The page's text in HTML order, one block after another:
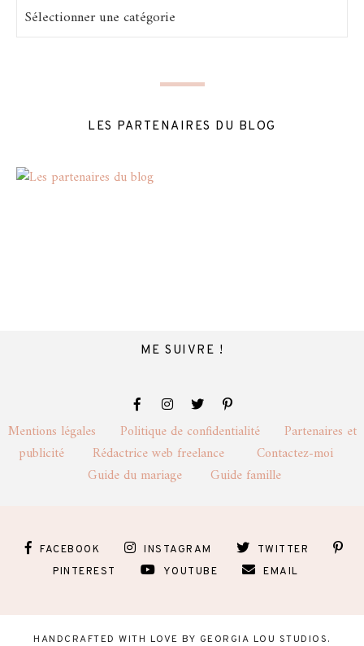
Catégories
LES PARTENAIRES DU BLOG
ME SUIVRE !
Mentions légales Politique de confidentialité Partenaires et
publicité Rédactrice web freelance Contactez-moi
Guide du mariage Guide famille
FACEBOOK INSTAGRAM
TWITTER
PINTEREST
YOUTUBE EMAIL
HANDCRAFTED WITH LOVE BY GEORGIA LOU STUDIOS.